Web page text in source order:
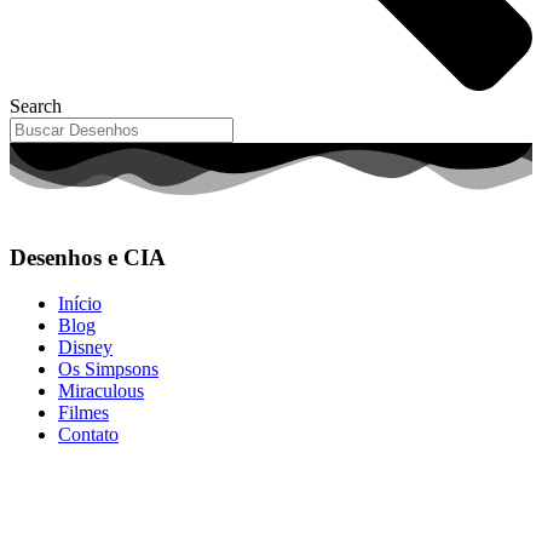
Search
Desenhos e CIA
Início
Blog
Disney
Os Simpsons
Miraculous
Filmes
Contato